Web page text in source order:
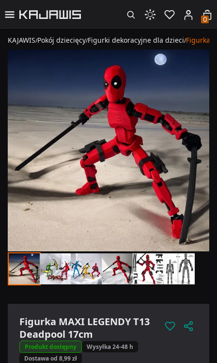
0
KAJAWIS/Pokój dziecięcy/Figurki dekoracyjne dla dzieci/Figurka
Figurka MAXI LEGENDY T13
Deadpool 17cm
Produkt dostępny
Wysyłka 24-48 h
Dostawa od 8,99 zł